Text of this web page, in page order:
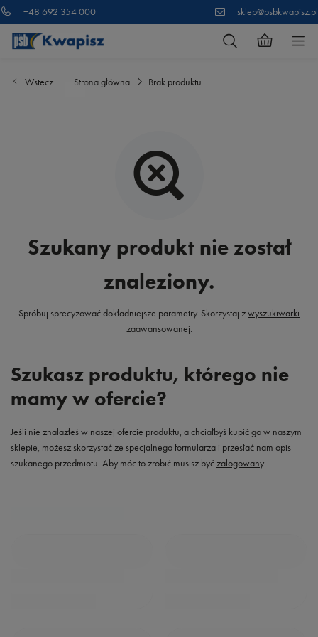
+48 692 354 000 sklep@psbkwapisz.pl
Wstecz Strona główna Brak produktu
Szukany produkt nie został
znaleziony.
Spróbuj sprecyzować dokładniejsze parametry. Skorzystaj zwyszukiwarki
zaawansowanej.
Szukasz produktu, którego nie
mamy w ofercie?
Jeśli nie znalazłeś w naszej ofercie produktu, a chciałbyś kupić go w naszym
sklepie, możesz skorzystać ze specjalnego formularza i przesłać nam opis
szukanego przedmiotu. Aby móc to zrobić musisz byćzalogowany.